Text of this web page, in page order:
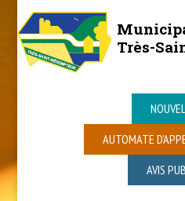
Très-
AUTOMATE
AVIS